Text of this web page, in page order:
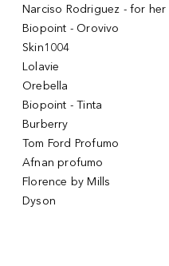
Narciso Rodriguez - for her
Biopoint - Orovivo
Skin1004
Lolavie
Orebella
Biopoint - Tinta
Burberry
Tom Ford Profumo
Afnan profumo
Florence by Mills
Dyson